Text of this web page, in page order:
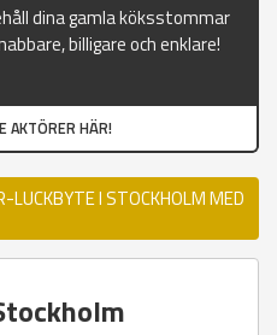
dina gamla köksstommar
billigare och enklare!
AKTÖRER HÄR!
LUCKBYTE I STOCKHOLM MED